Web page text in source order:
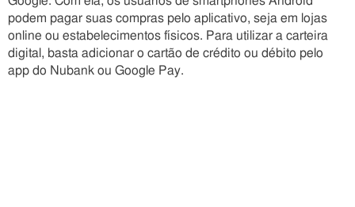
podem pagar suas compras pelo aplicativo, seja em lojas
online ou estabelecimentos físicos. Para utilizar a carteira
digital, basta adicionar o cartão de crédito ou débito pelo
app do Nubank ou Google Pay.